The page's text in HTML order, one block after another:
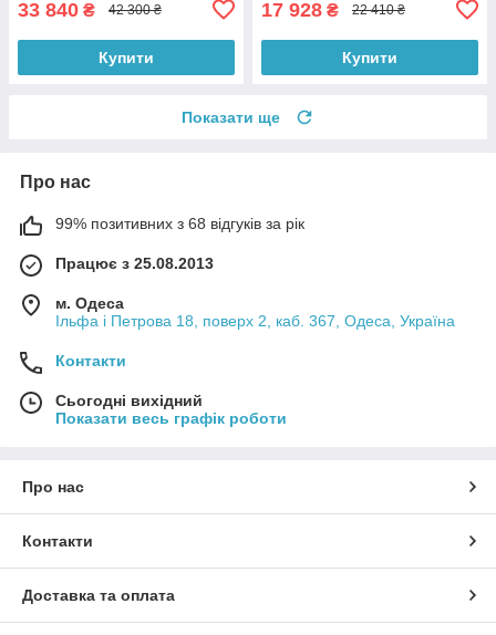
33 840 ₴ 42 300 ₴
Купити
17 928 ₴ 22 410 ₴
Купити
Показати ще
Про нас
99% позитивних з 68 відгуків за рік
Працює з 25.08.2013
м. Одеса
Ільфа і Петрова 18, поверх 2, каб. 367, Одеса, Україна
Контакти
Сьогодні вихідний
Показати весь графік роботи
Про нас
Контакти
Доставка та оплата